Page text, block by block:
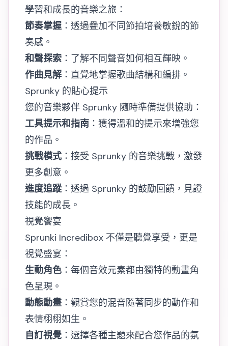
學習和成長的音樂之旅：
節奏掌握 ：透過疊加不同節拍培養敏銳的節
奏感。
和聲探索 ：了解不同聲音如何相互輝映。
作曲見解 ：直覺地掌握歌曲結構和編排。
Sprunky 的貼心提示
您的音樂夥伴 Sprunky 隨時準備提供協助：
工具提示和指南 ：獲得溫和的提示來增強您
的作品。
挑戰模式 ：接受 Sprunky 的音樂挑戰，激發
更多創意。
進度追蹤：透過 Sprunky 的鼓勵回饋，見證
技能的成長。
視覺饗宴
Sprunki Incredibox 不僅是聽覺享受，更是
視覺盛宴：
生動角色 ：每個音效元素都由獨特的動畫角
色呈現。
動態動畫 ：觀賞您的混音隨著同步的動作和
表情栩栩如生。
自訂視覺 ：選擇各種主題來配合您作品的氛